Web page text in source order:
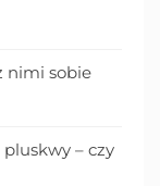
nimi sobie
– czy